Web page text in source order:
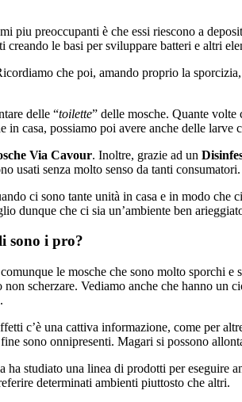
preoccupanti è che essi riescono a
le basi per sviluppare batteri e altri
che poi, amando proprio la
delle “toilette” delle mosche. Quante
casa, possiamo poi avere anche delle
Via Cavour. Inoltre, grazie ad un
usati senza molto senso da tanti consumatori.
ci sono tante unità in casa e in modo che
che ci sia un’ambiente ben
sono i pro?
le mosche che sono molto sporchi e
scherzare. Vediamo anche che hanno un
c’è una cattiva informazione, come per
sono onnipresenti. Magari si possono
studiato una linea di prodotti per eseguire
determinati ambienti piuttosto che altri.